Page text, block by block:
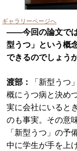
ギャラリーページへ
――今回の論文で
型うつ」という概
できるのでしょうか
渡部：
「新型うつ
概にうつ病と決め
実に会社にいると
のも事実。その意
「新型うつ」の予
中に学生が手を上